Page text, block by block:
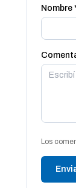
Nombre
Los